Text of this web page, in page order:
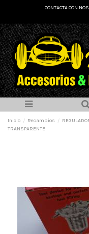
CONTACTA CON
Inicio Recambios
TRANSPARENTE